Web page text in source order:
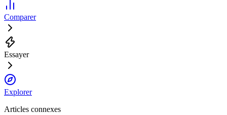
Comparer
Essayer
Explorer
Articles connexes